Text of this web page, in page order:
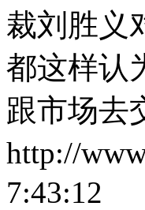
裁刘胜义
都这样认
跟市场去
http://
7:43:12